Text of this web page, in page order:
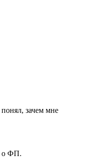
зачем мне
о ФП.